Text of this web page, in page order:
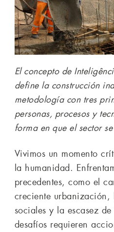
El concepto de
define la construcción
metodología con tres
personas, procesos y
forma en que el sector
Vivimos un momento
la humanidad.
precedentes, como el
creciente urbanización,
sociales y la escasez de
desafíos requieren